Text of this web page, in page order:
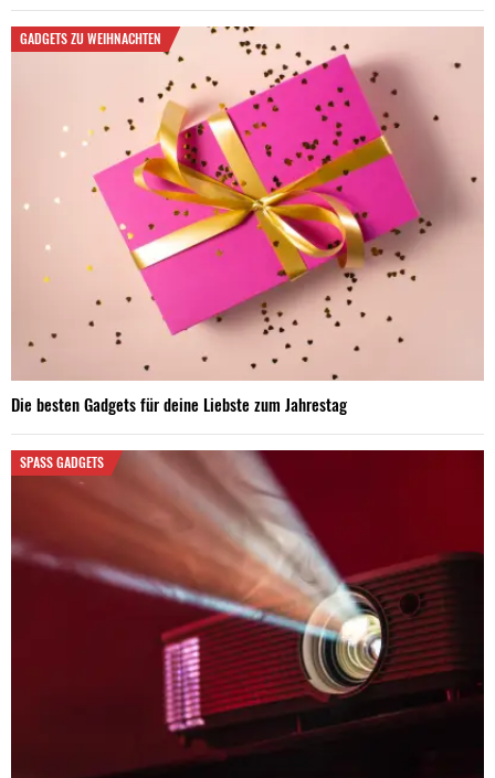
GADGETS ZU WEIHNACHTEN
Die besten Gadgets für deine Liebste zum Jahrestag
SPASS GADGETS